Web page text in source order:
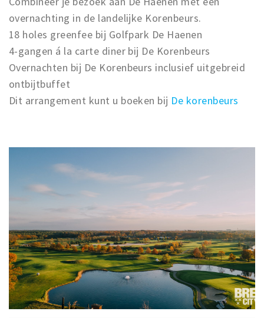
Winkelgebieden
Parkeren
Bezienswaardigheden
Musea, theaters & podia
Uitjes & activiteiten
Inloggen
overnachting in de landelijke Korenbeurs.
18 holes greenfee bij Golfpark De Haenen
4-gangen á la carte diner bij De Korenbeurs
Overnachten bij De Korenbeurs inclusief uitgebreid
ontbijtbuffet
Dit arrangement kunt u boeken bij De korenbeurs